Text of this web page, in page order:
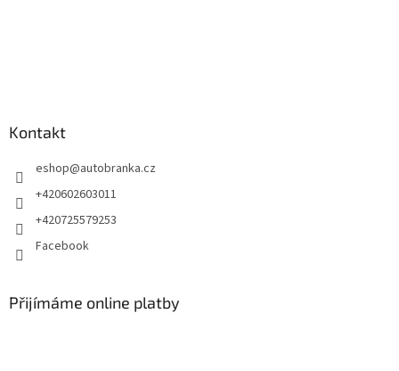
Kontakt
eshop@autobranka.cz
+420602603011
+420725579253
Facebook
Přijímáme online platby